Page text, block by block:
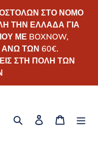
ΣΤΟ ΝΟΜΟ
ΤΗΝ ΕΛΛΑΔΑ ΓΙΑ
ΜΕ BOXNOW,
ΤΩΝ 60€.
ΣΤΗ ΠΟΛΗ ΤΩΝ
ΑναζήτησηΣύνδεσηΚαλάθι